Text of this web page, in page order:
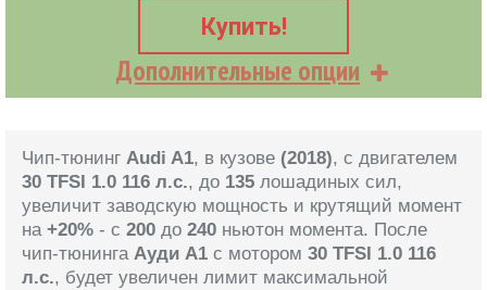
Купить!
Дополнительные опции
Чип-тюнинг Audi A1, в кузове (2018), с двигателем
30 TFSI 1.0 116 л.с., до 135 лошадиных сил,
увеличит заводскую мощность и крутящий момент
на +20% - с 200 до 240 ньютон момента. После
чип-тюнинга Ауди А1 с мотором 30 TFSI 1.0 116
л.с., будет увеличен лимит максимальной